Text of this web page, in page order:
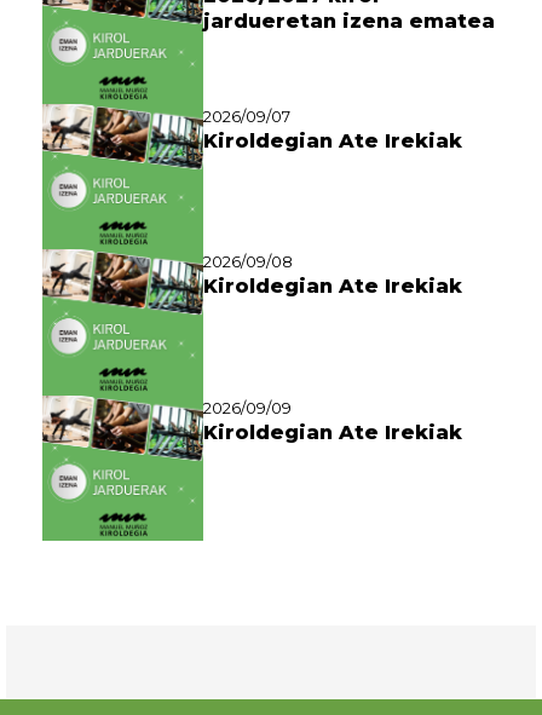
2026/2027 kirol
jardueretan izena ematea
2026/09/07
Kiroldegian Ate Irekiak
2026/09/08
Kiroldegian Ate Irekiak
2026/09/09
Kiroldegian Ate Irekiak